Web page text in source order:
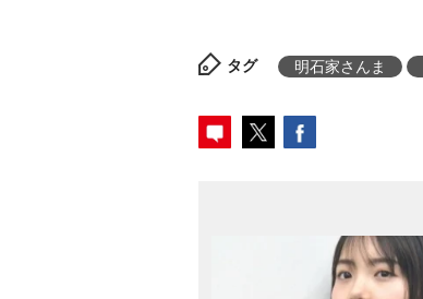
タグ 明石家さんま